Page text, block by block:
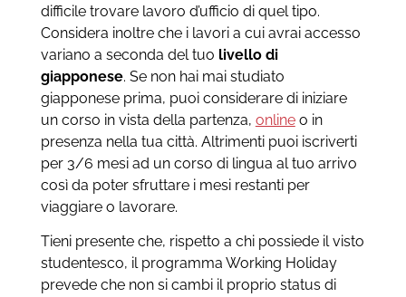
difficile trovare lavoro d’ufficio di quel tipo.
Considera inoltre che i lavori a cui avrai accesso
variano a seconda del tuo livello di
giapponese. Se non hai mai studiato
giapponese prima, puoi considerare di iniziare
un corso in vista della partenza, onlineo in
presenza nella tua città. Altrimenti puoi iscriverti
per 3/6 mesi ad un corso di lingua al tuo arrivo
così da poter sfruttare i mesi restanti per
viaggiare o lavorare.
Tieni presente che, rispetto a chi possiede il visto
studentesco, il programma Working Holiday
prevede che non si cambi il proprio status di